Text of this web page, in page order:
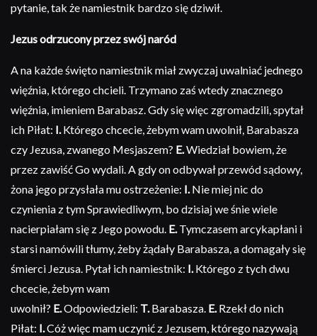
pytanie, tak że namiestnik bardzo się dziwił.
Jezus odrzucony przez swój naród
A na każde święto namiestnik miał zwyczaj uwalniać jednego
więźnia, którego chcieli. Trzymano zaś wtedy znacznego
więźnia, imieniem Barabasz. Gdy się więc zgromadzili, spytał
ich Piłat: I.Którego chcecie, żebym wam uwolnił, Barabasza
czy Jezusa, zwanego Mesjaszem? E.Wiedział bowiem, że
przez zawiść Go wydali. A gdy on odbywał przewód sądowy,
żona jego przysłała mu ostrzeżenie: I.Nie miej nic do
czynienia z tym Sprawiedliwym, bo dzisiaj we śnie wiele
nacierpiałam się z Jego powodu. E.Tymczasem arcykapłani i
starsi namówili tłumy, żeby żądały Barabasza, a domagały się
śmierci Jezusa. Pytał ich namiestnik: I.Którego z tych dwu
chcecie, żebym wam
uwolnił? E.Odpowiedzieli: T.Barabasza. E.Rzekł do nich
Piłat: I.Cóż więc mam uczynić z Jezusem, którego nazywają